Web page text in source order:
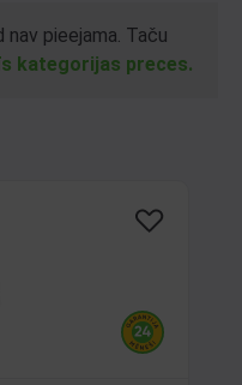
pieejama. Taču
kategorijas preces.